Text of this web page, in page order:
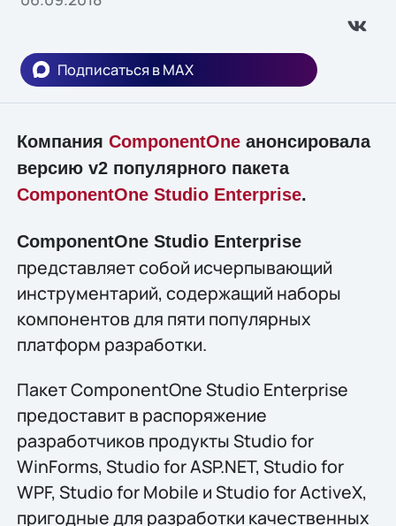
Подписаться в MAX
Компания ComponentOneанонсировала
версию v2 популярного пакета
ComponentOne Studio Enterprise.
ComponentOne Studio Enterprise
представляет собой исчерпывающий
инструментарий, содержащий наборы
компонентов для пяти популярных
платформ разработки.
Пакет ComponentOne Studio Enterprise
предоставит в распоряжение
разработчиков продукты Studio for
WinForms, Studio for ASP.NET, Studio for
WPF, Studio for Mobile и Studio for ActiveX,
пригодные для разработки качественных